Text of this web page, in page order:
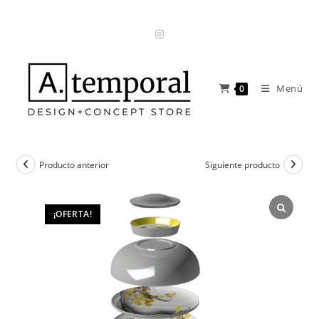
0 Menú
¡OFERTA!
Producto anterior Siguiente producto